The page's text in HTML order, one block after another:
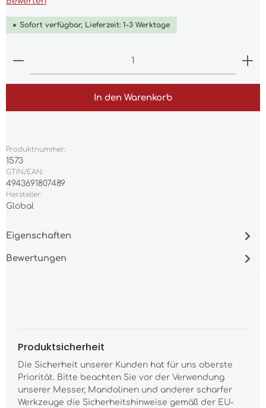
Sofort verfügbar, Lieferzeit: 1-3 Werktage
Produkt Anzahl: Gib den gewünschten Wert
In den Warenkorb
Produktnummer:
1573
GTIN/EAN:
4943691807489
Hersteller:
Global
Eigenschaften
Bewertungen
Produktsicherheit
Die Sicherheit unserer Kunden hat für uns oberste
Priorität. Bitte beachten Sie vor der Verwendung
unserer Messer, Mandolinen und anderer scharfer
Werkzeuge die Sicherheitshinweise gemäß der EU-